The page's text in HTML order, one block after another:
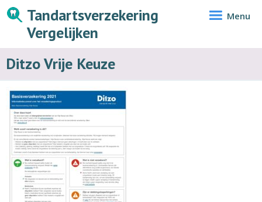
Tandartsverzekering
Vergelijken
Menu
Ditzo Vrije Keuze